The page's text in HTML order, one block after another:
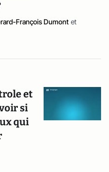
François Dumont et
et
si
qui